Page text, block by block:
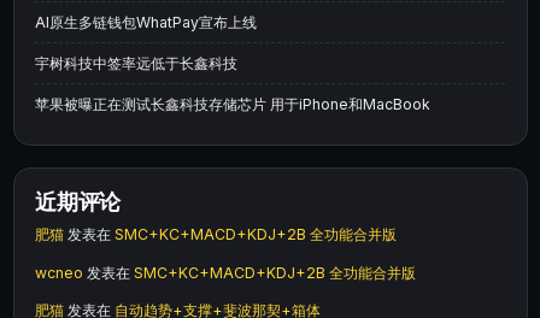
AI原生多链钱包WhatPay宣布上线
宇树科技中签率远低于长鑫科技
苹果被曝正在测试长鑫科技存储芯片 用于iPhone和MacBook
近期评论
肥猫 发表在 SMC+KC+MACD+KDJ+2B 全功能合并版
wcneo 发表在 SMC+KC+MACD+KDJ+2B 全功能合并版
肥猫 发表在 自动趋势+支撑+斐波那契+箱体